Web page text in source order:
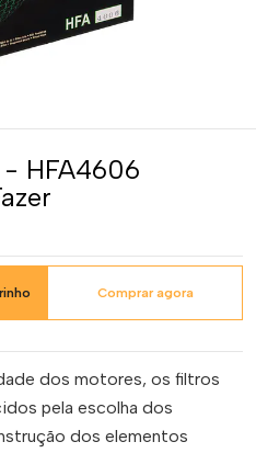
HFA4606
Comprar agora
dos motores, os filtros
pela escolha dos
dos elementos